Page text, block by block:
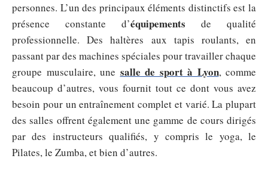
personnes. L’un des principaux éléments distinctifs est la
présence constante d’équipements de qualité
professionnelle. Des haltères aux tapis roulants, en
passant par des machines spéciales pour travailler chaque
groupe musculaire, une salle de sport à Lyon, comme
beaucoup d’autres, vous fournit tout ce dont vous avez
besoin pour un entraînement complet et varié. La plupart
des salles offrent également une gamme de cours dirigés
par des instructeurs qualifiés, y compris le yoga, le
Pilates, le Zumba, et bien d’autres.